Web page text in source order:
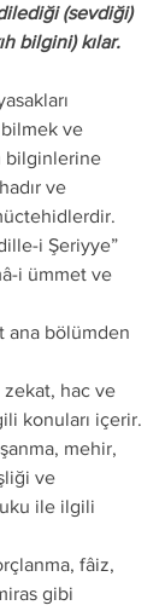
bilgini) kılar.
ve
bilginlerine
ve
i Şeriyye”
i ümmet ve
zekat, hac ve
konuları içerir.
mehir,
ve
ile ilgili
fâiz,
gibi